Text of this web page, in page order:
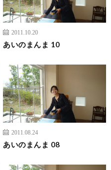
2011.10.20
あいのまんま 10
2011.08.24
あいのまんま 08